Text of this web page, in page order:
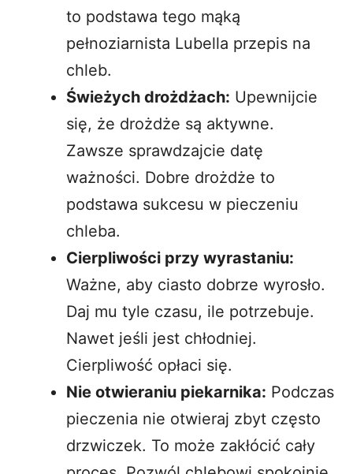
to podstawa tego mąką
pełnoziarnista Lubella przepis na
chleb.
Świeżych drożdżach: Upewnijcie
się, że drożdże są aktywne.
Zawsze sprawdzajcie datę
ważności. Dobre drożdże to
podstawa sukcesu w pieczeniu
chleba.
Cierpliwości przy wyrastaniu:
Ważne, aby ciasto dobrze wyrosło.
Daj mu tyle czasu, ile potrzebuje.
Nawet jeśli jest chłodniej.
Cierpliwość opłaci się.
Nie otwieraniu piekarnika: Podczas
pieczenia nie otwieraj zbyt często
drzwiczek. To może zakłócić cały